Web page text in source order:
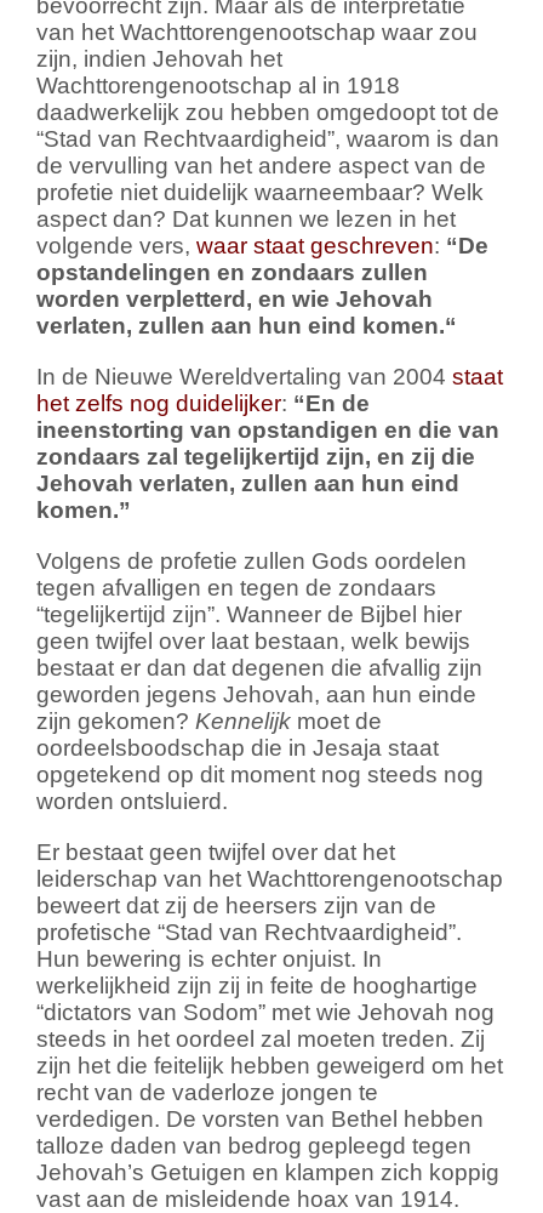
bevoorrecht zijn. Maar als de interpretatie
van het Wachttorengenootschap waar zou
zijn, indien Jehovah het
Wachttorengenootschap al in 1918
daadwerkelijk zou hebben omgedoopt tot de
“Stad van Rechtvaardigheid”, waarom is dan
de vervulling van het andere aspect van de
profetie niet duidelijk waarneembaar? Welk
aspect dan? Dat kunnen we lezen in het
volgende vers, waar staat geschreven: “De
opstandelingen en zondaars zullen
worden verpletterd, en wie Jehovah
verlaten, zullen aan hun eind komen.“
In de Nieuwe Wereldvertaling van 2004 staat
het zelfs nog duidelijker: “En de
ineenstorting van opstandigen en die van
zondaars zal tegelijkertijd zijn, en zij die
Jehovah verlaten, zullen aan hun eind
komen.”
Volgens de profetie zullen Gods oordelen
tegen afvalligen en tegen de zondaars
“tegelijkertijd zijn”. Wanneer de Bijbel hier
geen twijfel over laat bestaan, welk bewijs
bestaat er dan dat degenen die afvallig zijn
geworden jegens Jehovah, aan hun einde
zijn gekomen? Kennelijk moet de
oordeelsboodschap die in Jesaja staat
opgetekend op dit moment nog steeds nog
worden ontsluierd.
Er bestaat geen twijfel over dat het
leiderschap van het Wachttorengenootschap
beweert dat zij de heersers zijn van de
profetische “Stad van Rechtvaardigheid”.
Hun bewering is echter onjuist. In
werkelijkheid zijn zij in feite de hooghartige
“dictators van Sodom” met wie Jehovah nog
steeds in het oordeel zal moeten treden. Zij
zijn het die feitelijk hebben geweigerd om het
recht van de vaderloze jongen te
verdedigen. De vorsten van Bethel hebben
talloze daden van bedrog gepleegd tegen
Jehovah’s Getuigen en klampen zich koppig
vast aan de misleidende hoax van 1914.